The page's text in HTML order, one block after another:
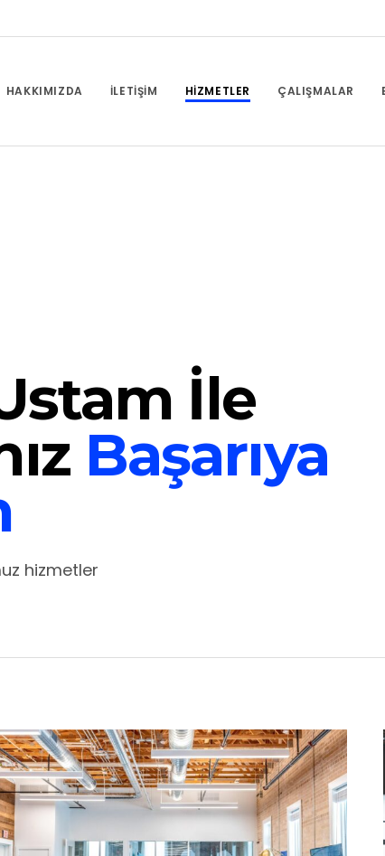
HAKKIMIZDA İLETIŞIM HIZMETLER ÇALIŞMALAR
İle
Başarıya
hizmetler